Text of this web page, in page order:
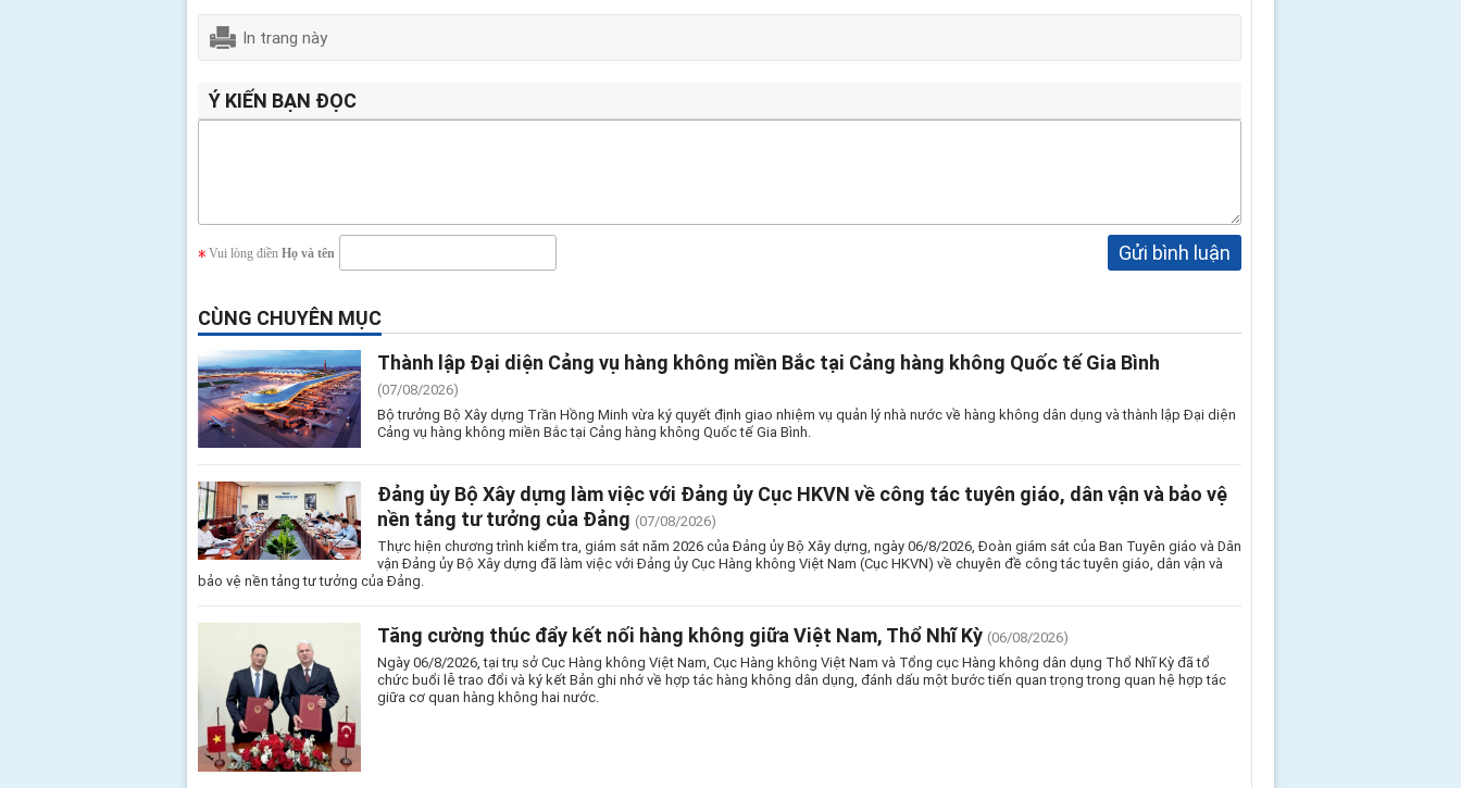
In trang này
Ý KIẾN BẠN ĐỌC
Vui lòng điền Họ và tên Gửi bình luận
CÙNG CHUYÊN MỤC
Thành lập Đại diện Cảng vụ hàng không miền Bắc tại Cảng hàng không Quốc tế Gia Bình
(07/08/2026)
Bộ trưởng Bộ Xây dựng Trần Hồng Minh vừa ký quyết định giao nhiệm vụ quản lý nhà nước về hàng không dân dụng và thành lập Đại diện
Cảng vụ hàng không miền Bắc tại Cảng hàng không Quốc tế Gia Bình.
Đảng ủy Bộ Xây dựng làm việc với Đảng ủy Cục HKVN về công tác tuyên giáo, dân vận và bảo vệ
nền tảng tư tưởng của Đảng (07/08/2026)
Thực hiện chương trình kiểm tra, giám sát năm 2026 của Đảng ủy Bộ Xây dựng, ngày 06/8/2026, Đoàn giám sát của Ban Tuyên giáo và Dân
vận Đảng ủy Bộ Xây dựng đã làm việc với Đảng ủy Cục Hàng không Việt Nam (Cục HKVN) về chuyên đề công tác tuyên giáo, dân vận và
bảo vệ nền tảng tư tưởng của Đảng.
Tăng cường thúc đẩy kết nối hàng không giữa Việt Nam, Thổ Nhĩ Kỳ (06/08/2026)
Ngày 06/8/2026, tại trụ sở Cục Hàng không Việt Nam, Cục Hàng không Việt Nam và Tổng cục Hàng không dân dụng Thổ Nhĩ Kỳ đã tổ
chức buổi lễ trao đổi và ký kết Bản ghi nhớ về hợp tác hàng không dân dụng, đánh dấu một bước tiến quan trọng trong quan hệ hợp tác
giữa cơ quan hàng không hai nước.